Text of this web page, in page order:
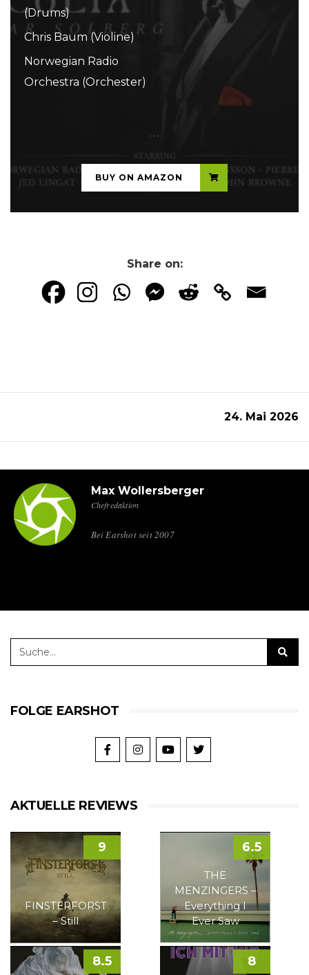
(Drums)
Chris Baum (Violine)
Norwegian Radio
Orchestra (Orchester)
...
BUY ON AMAZON
Share on:
24. Mai 2026
Max Wollersberger
Chefredaktion
Bei Earshot seit 2007
FOLGE EARSHOT
AKTUELLE REVIEWS
FINSTERFORST
– Still
9
THE
MENZINGERS –
Everything I
Ever Saw
6.5
8.5 8